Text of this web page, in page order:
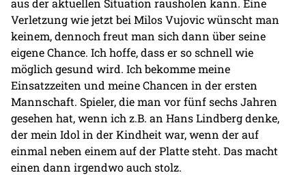
aus der aktuellen Situation rausholen kann. Eine
Verletzung wie jetzt bei Milos Vujovic wünscht man
keinem, dennoch freut man sich dann über seine
eigene Chance. Ich hoffe, dass er so schnell wie
möglich gesund wird. Ich bekomme meine
Einsatzzeiten und meine Chancen in der ersten
Mannschaft. Spieler, die man vor fünf sechs Jahren
gesehen hat, wenn ich z.B. an Hans Lindberg denke,
der mein Idol in der Kindheit war, wenn der auf
einmal neben einem auf der Platte steht. Das macht
einen dann irgendwo auch stolz.